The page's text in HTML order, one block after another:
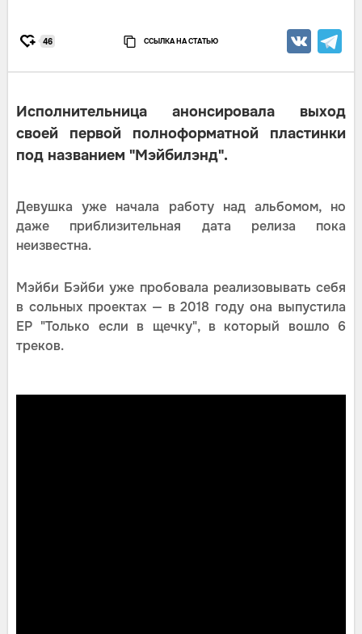
46 ССЫЛКА НА СТАТЬЮ
Исполнительница анонсировала выход
своей первой полноформатной пластинки
под названием "Мэйбилэнд".
Девушка уже начала работу над альбомом, но
даже приблизительная дата релиза пока
неизвестна.
Мэйби Бэйби уже пробовала реализовывать себя
в сольных проектах — в 2018 году она выпустила
ЕР "Только если в щечку", в который вошло 6
треков.